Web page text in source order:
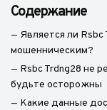
Содержание
— Является ли
мошенническим?
— Rsbc Trdng28 не
будьте осторожны
— Какие данные